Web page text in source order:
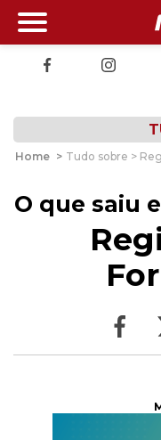
Home > Tudo sobre >
O que saiu